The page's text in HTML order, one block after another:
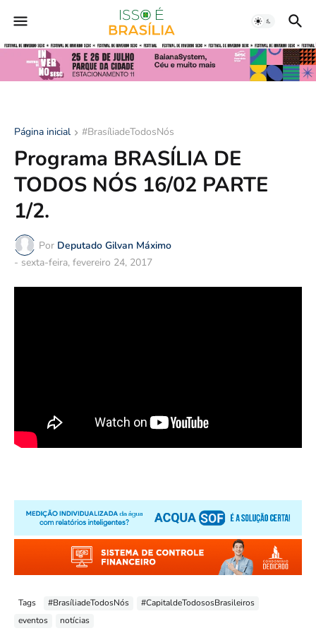
Página inicial #BrasíliadeTodosNós
Programa BRASÍLIA DE
TODOS NÓS 16/02 PARTE
1/2.
Por Deputado Gilvan Máximo
- sexta-feira, fevereiro 24, 2017
Tags #BrasíliadeTodosNós
#CapitaldeTodososBrasileiros
eventos
notícias